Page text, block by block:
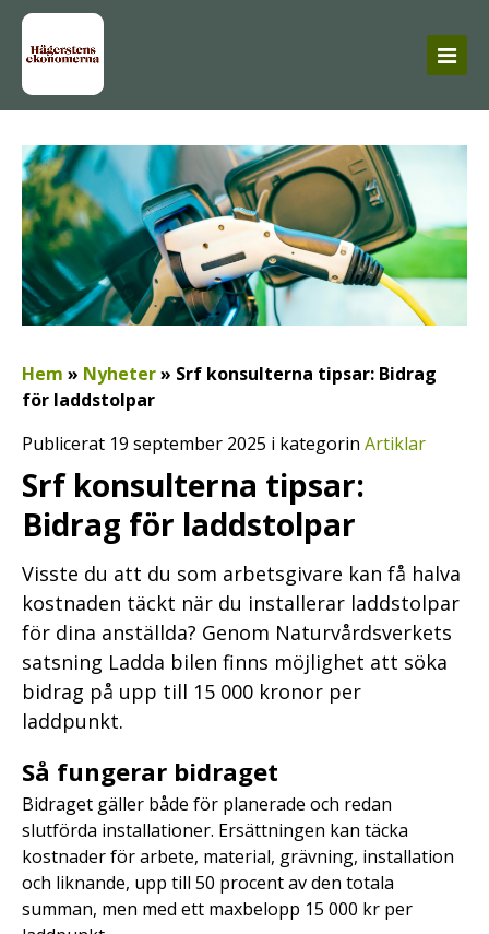
Hem » Nyheter» Srf konsulterna tipsar: Bidrag
för laddstolpar
Publicerat 19 september 2025 i kategorin Artiklar
Srf konsulterna tipsar:
Bidrag för laddstolpar
Visste du att du som arbetsgivare kan få halva
kostnaden täckt när du installerar laddstolpar
för dina anställda? Genom Naturvårdsverkets
satsning Ladda bilen finns möjlighet att söka
bidrag på upp till 15 000 kronor per
laddpunkt.
Så fungerar bidraget
Bidraget gäller både för planerade och redan
slutförda installationer. Ersättningen kan täcka
kostnader för arbete, material, grävning, installation
och liknande, upp till 50 procent av den totala
summan, men med ett maxbelopp 15 000 kr per